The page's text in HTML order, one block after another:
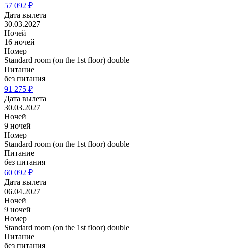
57 092 ₽
Дата вылета
30.03.2027
Ночей
16 ночей
Номер
Standard room (on the 1st floor) double
Питание
без питания
91 275 ₽
Дата вылета
30.03.2027
Ночей
9 ночей
Номер
Standard room (on the 1st floor) double
Питание
без питания
60 092 ₽
Дата вылета
06.04.2027
Ночей
9 ночей
Номер
Standard room (on the 1st floor) double
Питание
без питания